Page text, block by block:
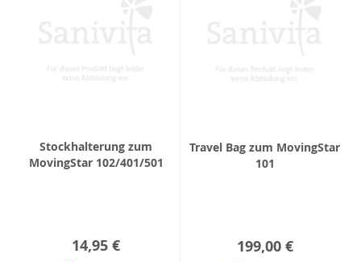
Stockhalterung zum
MovingStar 102/401/501
14,95 €
Travel Bag zum MovingStar
101
199,00 €